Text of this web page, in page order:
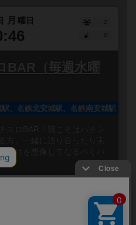
月 曜日
2
BAR（毎週水曜
、名鉄北安城駅、名鉄南安城駅
スロBAR！我こそはパチン
方、一緒に語り合ったり実
負けを想像してなるべくパ
閉じる
を記録し